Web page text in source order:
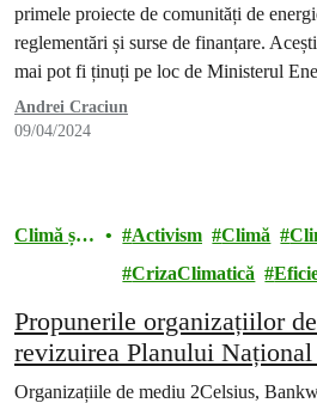
primele proiecte de comunități de
reglementări și surse de finanțare.
mai pot fi ținuți pe loc de Ministerul
Națională de Reglementare în domeniul
să…
Andrei Craciun
09/04/2024
Climă și
Activism Climă
CrizaClimatică
Propunerile organizațiilor
revizuirea Planului
Schimbări Climatice
Organizațiile de mediu 2Celsius,